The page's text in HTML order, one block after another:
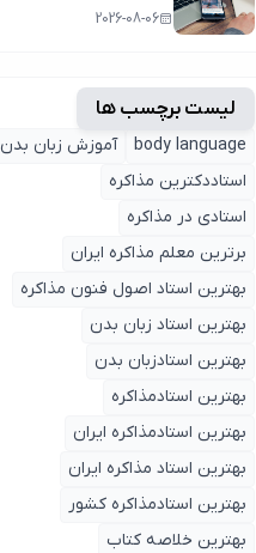
2026-08-06
لیست برچسب ها
body language
آموزش زبان بدن
استاددکترین مذاکره
استادی در مذاکره
برترین معلم مذاکره ایران
بهترین استاد اصول ‌فنون مذاکره
بهترین استاد زبان بدن
بهترین استادزبان بدن
بهترین استادمذاکره
بهترین استادمذاکره ایران
بهترین استاد مذاکره ایران
بهترین استادمذاکره کشور
بهترین خلاصه کتاب